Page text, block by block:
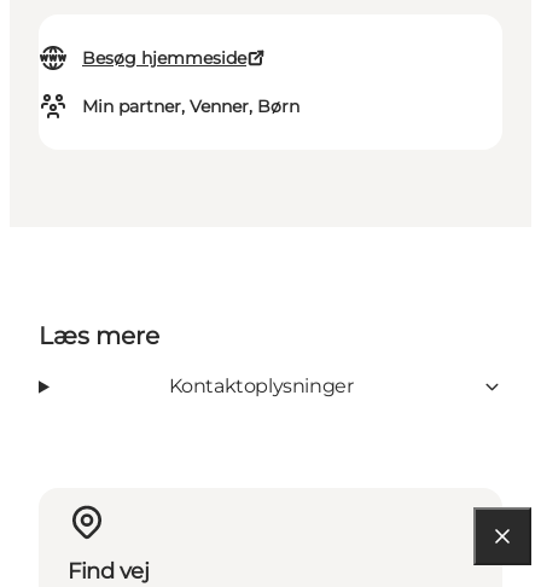
Besøg hjemmeside
Min partner, Venner, Børn
Læs mere
Kontaktoplysninger
Find vej